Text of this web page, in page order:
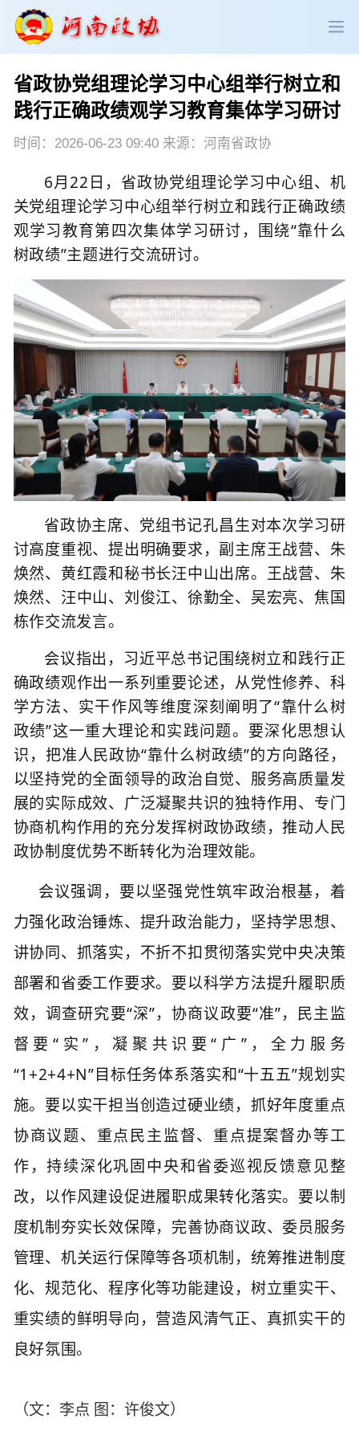
政协领导 政协新闻 政协机构
政协党建 政协工作 会议活动
委员履职 政协论坛 专委会工作
党派团体 市县政协 专题荟萃
省政协党组理论学习中心组举行树立和
践行正确政绩观学习教育集体学习研讨
时间：2026-06-23 09:40 来源：河南省政协
6月22日，省政协党组理论学习中心组、机
关党组理论学习中心组举行树立和践行正确政绩
观学习教育第四次集体学习研讨，围绕“靠什么
树政绩”主题进行交流研讨。
省政协主席、党组书记孔昌生对本次学习研
讨高度重视、提出明确要求，副主席王战营、朱
焕然、黄红霞和秘书长汪中山出席。王战营、朱
焕然、汪中山、刘俊江、徐勤全、吴宏亮、焦国
栋作交流发言。
会议指出，习近平总书记围绕树立和践行正
确政绩观作出一系列重要论述，从党性修养、科
学方法、实干作风等维度深刻阐明了“靠什么树
政绩”这一重大理论和实践问题。要深化思想认
识，把准人民政协“靠什么树政绩”的方向路径，
以坚持党的全面领导的政治自觉、服务高质量发
展的实际成效、广泛凝聚共识的独特作用、专门
协商机构作用的充分发挥树政协政绩，推动人民
政协制度优势不断转化为治理效能。
会议强调，要以坚强党性筑牢政治根基，着
力强化政治锤炼、提升政治能力，坚持学思想、
讲协同、抓落实，不折不扣贯彻落实党中央决策
部署和省委工作要求。要以科学方法提升履职质
效，调查研究要“深”，协商议政要“准”，民主监
督要“实”，凝聚共识要“广”，全力服务
“1+2+4+N”目标任务体系落实和“十五五”规划实
施。要以实干担当创造过硬业绩，抓好年度重点
协商议题、重点民主监督、重点提案督办等工
作，持续深化巩固中央和省委巡视反馈意见整
改，以作风建设促进履职成果转化落实。要以制
度机制夯实长效保障，完善协商议政、委员服务
管理、机关运行保障等各项机制，统筹推进制度
化、规范化、程序化等功能建设，树立重实干、
重实绩的鲜明导向， 营造风清气正、真抓实干的
良好氛围。
（文：李点 图：许俊文）